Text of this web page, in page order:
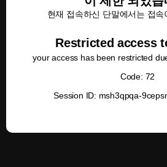
현재 접속하신 단말에서는 접속
Restricted access
your access has been restricted
Code: 72
Session ID: msh3qpqa-